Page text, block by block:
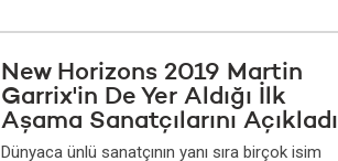
New Horizons 2019 Martin
Garrix'in De Yer Aldığı İlk
Aşama Sanatçılarını Açıkladı
Dünyaca ünlü sanatçının yanı sıra birçok isim